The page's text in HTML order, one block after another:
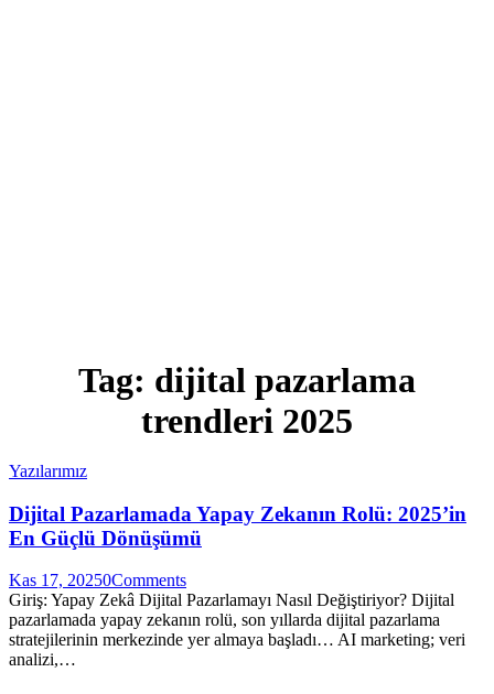
Tag: dijital pazarlama
trendleri 2025
Yazılarımız
Dijital Pazarlamada Yapay Zekanın Rolü: 2025’in
En Güçlü Dönüşümü
Kas 17, 20250Comments
Giriş: Yapay Zekâ Dijital Pazarlamayı Nasıl Değiştiriyor? Dijital
pazarlamada yapay zekanın rolü, son yıllarda dijital pazarlama
stratejilerinin merkezinde yer almaya başladı… AI marketing; veri
analizi,…